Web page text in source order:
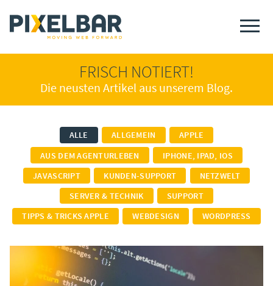
FRISCH NOTIERT!
Die neusten Artikel aus unserem Blog.
ALLE ALLGEMEIN
APPLE
AUS DEM AGENTURLEBEN
IPHONE, IPAD, IOS
JAVASCRIPT
KUNDEN-SUPPORT
NETZWELT
SERVER & TECHNIK
SUPPORT
TIPPS & TRICKS APPLE
WEBDESIGN WORDPRESS